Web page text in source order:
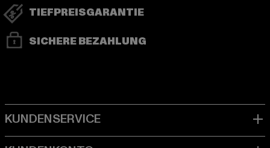
TIEFPREISGARANTIE
SICHERE BEZAHLUNG